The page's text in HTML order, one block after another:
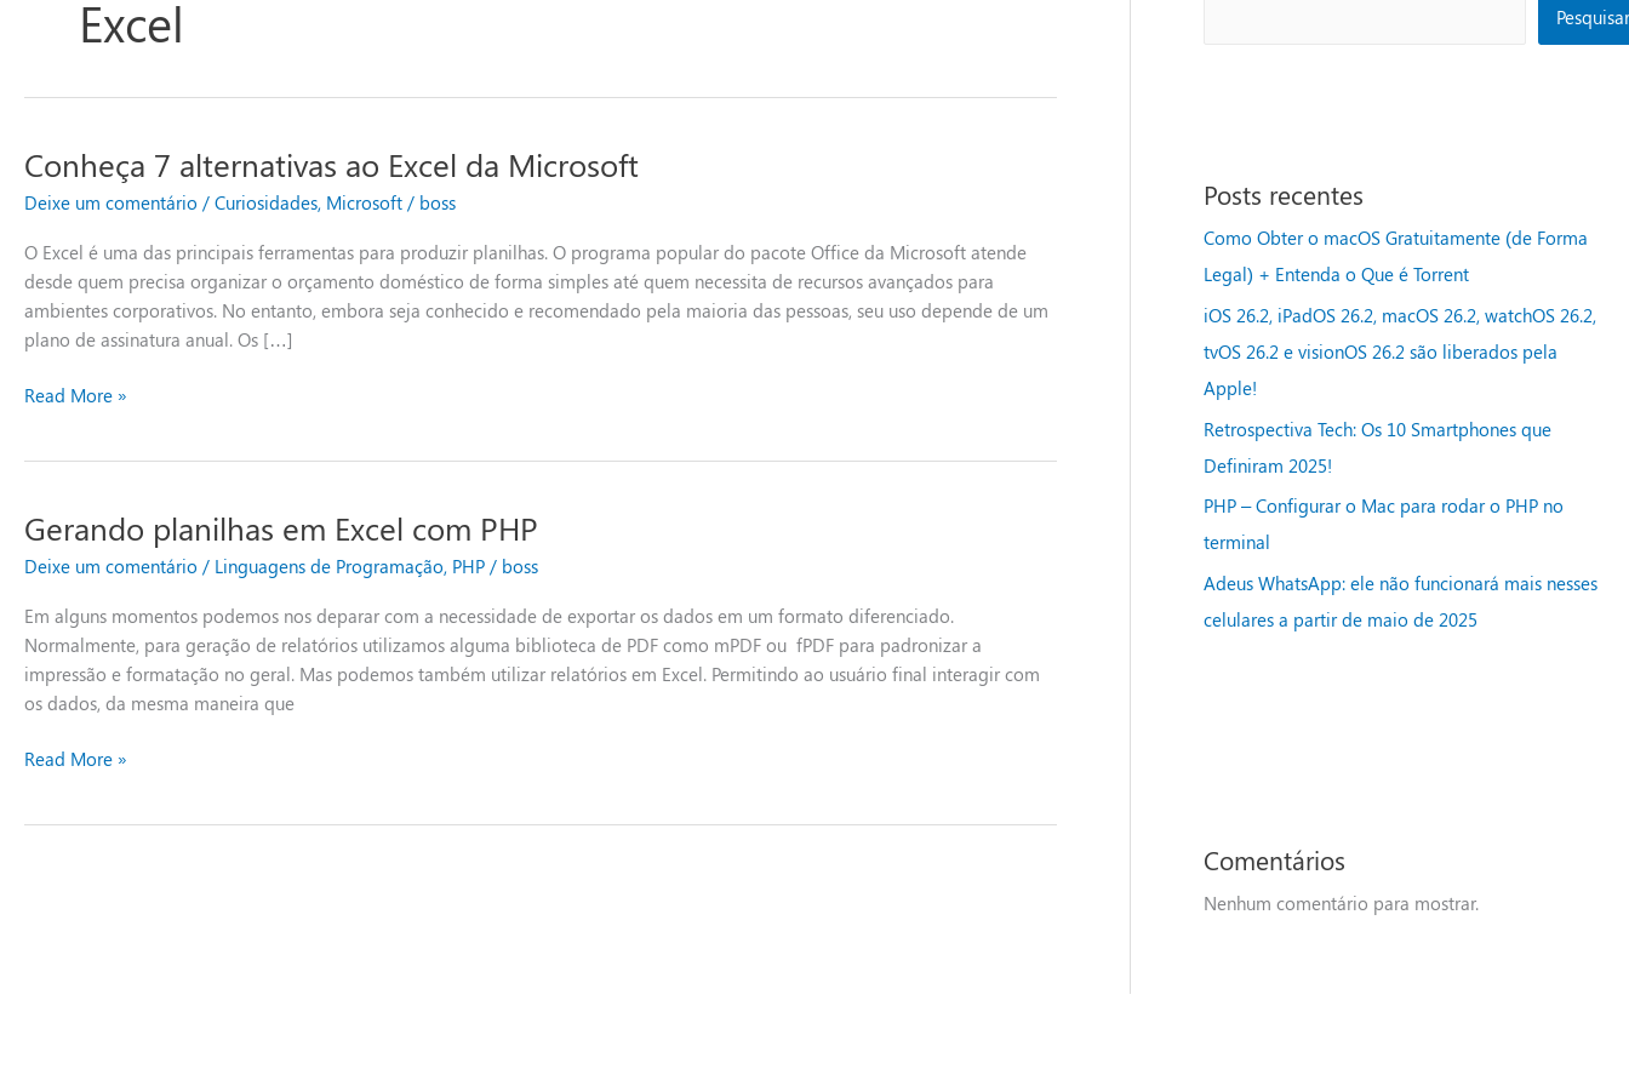
Excel
Conheça 7 alternativas ao Excel da Microsoft
Deixe um comentário / Curiosidades, Microsoft / boss
O Excel é uma das principais ferramentas para produzir planilhas. O programa popular do pacote Office da Microsoft atende
desde quem precisa organizar o orçamento doméstico de forma simples até quem necessita de recursos avançados para
ambientes corporativos. No entanto, embora seja conhecido e recomendado pela maioria das pessoas, seu uso depende de um
plano de assinatura anual. Os […]
Conheça
alternativas
ao
Excel
da
Microsoft
Read More »
Gerando planilhas em Excel com PHP
Deixe um comentário / Linguagens de Programação, PHP / boss
Em alguns momentos podemos nos deparar com a necessidade de exportar os dados em um formato diferenciado.
Normalmente, para geração de relatórios utilizamos alguma biblioteca de PDF como mPDF ou fPDF para padronizar a
impressão e formatação no geral. Mas podemos também utilizar relatórios em Excel. Permitindo ao usuário final interagir com
os dados, da mesma maneira que
Gerando
em
Excel
com
PHP
Read More »
Pesquisar
Posts recentes
Como Obter o macOS Gratuitamente (de Forma
Legal) + Entenda o Que é Torrent
iOS 26.2, iPadOS 26.2, macOS 26.2, watchOS 26.2,
tvOS 26.2 e visionOS 26.2 são liberados pela
Apple!
Retrospectiva Tech: Os 10 Smartphones que
Definiram 2025!
PHP – Configurar o Mac para rodar o PHP no
terminal
Adeus WhatsApp: ele não funcionará mais nesses
celulares a partir de maio de 2025
Comentários
Nenhum comentário para mostrar.